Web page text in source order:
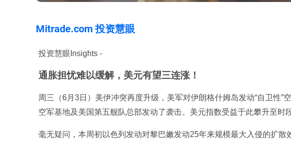
Mitrade.com 投资慧眼
投资慧眼Insights -
通胀担忧难以缓解，美元有望三连涨！
周三（6月3日）美伊冲突再度升级，美军对伊朗格什姆岛发动“自卫性”
空军基地及美国第五舰队总部发动了袭击。美元指数受益于此攀升至时
毫无疑问，本周初以色列发动对黎巴嫩发动25年来规模最大入侵的扩